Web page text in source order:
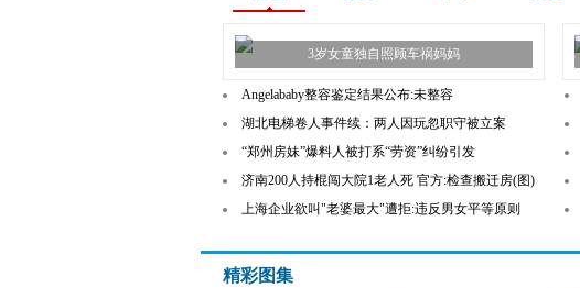
3岁女童独自照顾车祸妈妈
Angelababy整容鉴定结果公布:未整容
湖北电梯卷人事件续：两人因玩忽职守被立案
“郑州房妹”爆料人被打系“劳资”纠纷引发
济南200人持棍闯大院1老人死 官方:检查搬迁房(图)
上海企业欲叫"老婆最大"遭拒:违反男女平等原则
精彩图集